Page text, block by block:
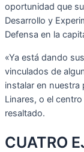
oportunidad que
Desarrollo y
Defensa en la
«Ya está dando
vinculados de
instalar en nuestra
Linares, o el
resaltado.
CUATRO